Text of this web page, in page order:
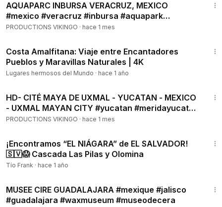
AQUAPARC INBURSA VERACRUZ, MEXICO
#mexico #veracruz #inbursa #aquapark
#parcaquatique
PRODUCTIONS VIKINGO · hace 1 mes
Costa Amalfitana: Viaje entre Encantadores
Pueblos y Maravillas Naturales | 4K
Lugares hermosos del Mundo · hace 1 año
HD- CITÉ MAYA DE UXMAL - YUCATAN - MEXICO
- UXMAL MAYAN CITY #yucatan #meridayucatan
#merida #maya
PRODUCTIONS VIKINGO · hace 1 mes
¡Encontramos “EL NIÁGARA” de EL SALVADOR!
🇸🇻😱 Cascada Las Pilas y Olomina
Tío Frank · hace 1 año
MUSEE CIRE GUADALAJARA #mexique #jalisco
#guadalajara #waxmuseum #museodecera